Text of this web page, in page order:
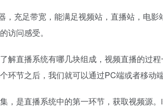
，充足带宽，能满足视频站，直播站，电
访问感受。
解直播系统有哪几块组成，视频直播的过程
环节之后，我们就可以通过PC端或者移动
，是直播系统中的第一环节，获取视频源